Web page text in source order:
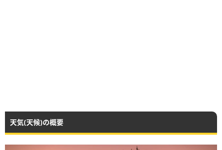
天気(天候)の概要